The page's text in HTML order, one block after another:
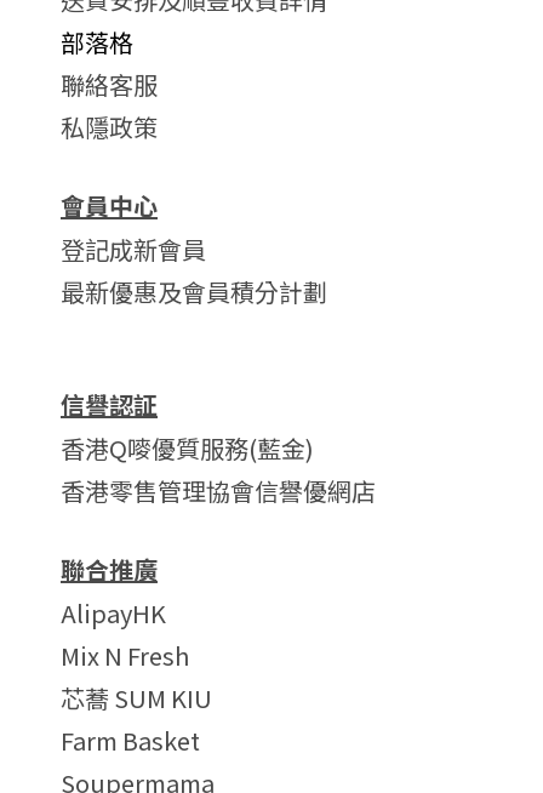
部落格
聯絡客服
私隱政策
會員中心
登記成新會員
最新優惠及會員積分計劃
信譽認証
香港Q嘜優質服務(藍金)
香港零售管理協會信譽優網店
聯合推廣
AlipayHK
Mix N Fresh
芯蕎 SUM KIU
Farm Basket
Soupermama